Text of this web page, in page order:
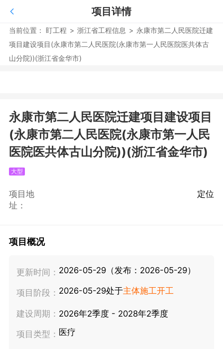
项目详情
当前位置： 盯工程 > 浙江省工程信息 > 永康市第二人民医院迁建
项目建设项目(永康市第二人民医院(永康市第一人民医院医共体古
山分院))(浙江省金华市)
永康市第二人民医院迁建项目建设项目
(永康市第二人民医院(永康市第一人民
医院医共体古山分院))(浙江省金华市)
大型
项目地
址：
定位
项目概况
更新时间： 2026-05-29（发布：2026-05-29）
项目阶段： 2026-05-29处于主体施工开工
建设周期： 2026年2季度 - 2028年2季度
项目类型： 医疗